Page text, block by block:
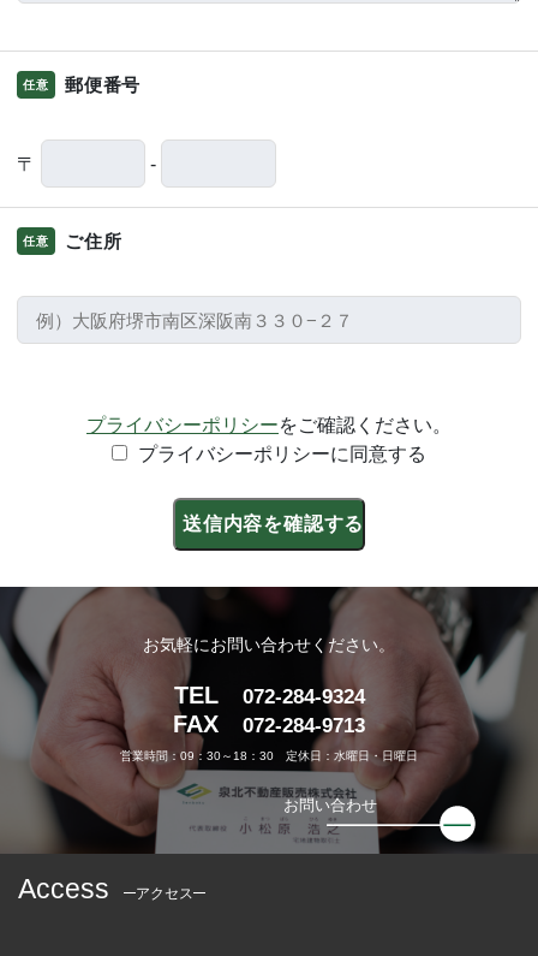
任意 郵便番号
〒 -
任意 ご住所
プライバシーポリシーをご確認ください。
プライバシーポリシーに同意する
お気軽にお問い合わせください。
TEL 072-284-9324
FAX 072-284-9713
営業時間：09：30～18：30 定休日：水曜日・日曜日
お問い合わせ
Access アクセス